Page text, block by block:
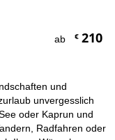
ab €210
und
unvergesslich
oder Kaprun und
Radfahren oder